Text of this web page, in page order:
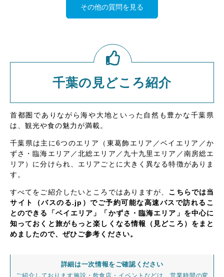
その他の質問を見る
千葉の見どころ紹介
首都圏でありながら海や大地といった自然も豊かな千葉県
は、観光や食の魅力が満載。
千葉県は主に6つのエリア（東葛飾エリア／ベイエリア／か
ずさ・臨海エリア／北総エリア／九十九里エリア／南房総エ
リア）に分けられ、エリアごとに大きく異なる特徴がありま
す。
すべてをご紹介したいところではありますが、 こちらでは当
サイト（バスのる.jp）でご予約可能な高速バスで訪れるこ
とのできる「ベイエリア」「かずさ・臨海エリア」を中心に
知っておくと旅がもっと楽しくなる情報（見どころ）をまと
めましたので、ぜひご参考ください。
詳細は一次情報をご確認ください
ご紹介しております施設・飲食店・イベントなどは、営業時間の変